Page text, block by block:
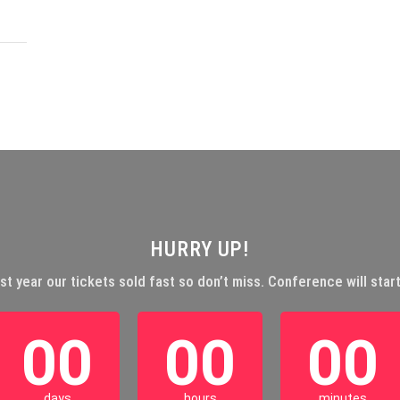
HURRY UP!
year our tickets sold fast so don’t miss. Conference will
00 00 00